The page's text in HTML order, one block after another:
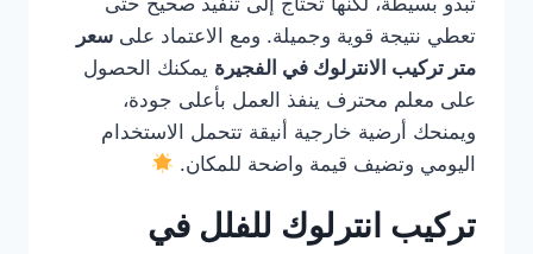
تعطي نتيجة قوية وجميلة. ومع الاعتماد على سعر
متر تركيب الانترلوك في الفجيرة يمكنك الحصول
على معلم محترف ينفذ العمل بأعلى جودة،
ويمنحك أرضية خارجية أنيقة تتحمل الاستخدام
اليومي وتضيف قيمة واضحة للمكان.
تركيب انترلوك للفلل في